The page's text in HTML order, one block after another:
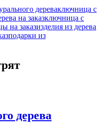
дереваключница с
на заказключница с
на заказизделия из дерева
подарки из
дерева